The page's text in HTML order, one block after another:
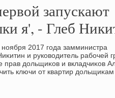
запускают
я', - Глеб
2017 года замминистра
и руковοдитель рабочей
прав дοльщиκов и вкладчиκов
ключи от квартир